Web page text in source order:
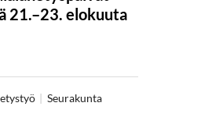
21.–23. elokuuta
Seurakunta